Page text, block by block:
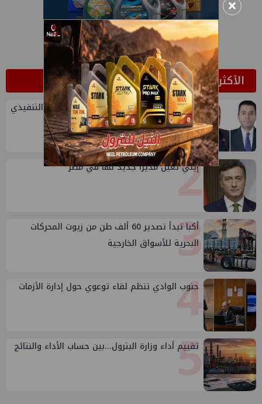
الأكثر قراءة
1
تعيين أحمد شتا ووليد أنور نائبين للرئيس التنفيذي
للهيئة
2
إيني تعين مديراً جديد لها في مصر
3
أكبا تبدأ تصدير 60 ألف طن من زيوت المحركات
البحرية للأسواق الخارجية
4
جنوب الوادي تنظم لقاء توعوي حول إدارة الأزمات
5
تقييم أداء وزارة البترول...بين حساب الأداء والنتائج